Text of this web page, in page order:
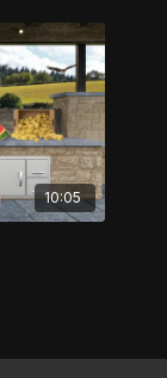
10:05